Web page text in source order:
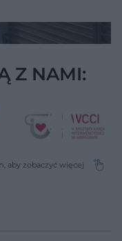
Z NAMI: